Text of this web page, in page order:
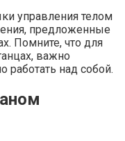
управления телом
предложенные
Помните, что для
важно
работать над собой.